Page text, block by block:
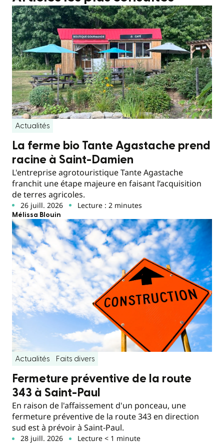
Actualités
La ferme bio Tante Agastache prend
racine à Saint-Damien
L'entreprise agrotouristique Tante Agastache
franchit une étape majeure en faisant l’acquisition
de terres agricoles.
26 juill. 2026 Lecture : 2 minutes
Mélissa Blouin
Actualités Faits divers
Fermeture préventive de la route
343 à Saint-Paul
En raison de l'affaissement d'un ponceau, une
fermeture préventive de la route 343 en direction
sud est à prévoir à Saint-Paul.
28 juill. 2026 Lecture < 1 minute